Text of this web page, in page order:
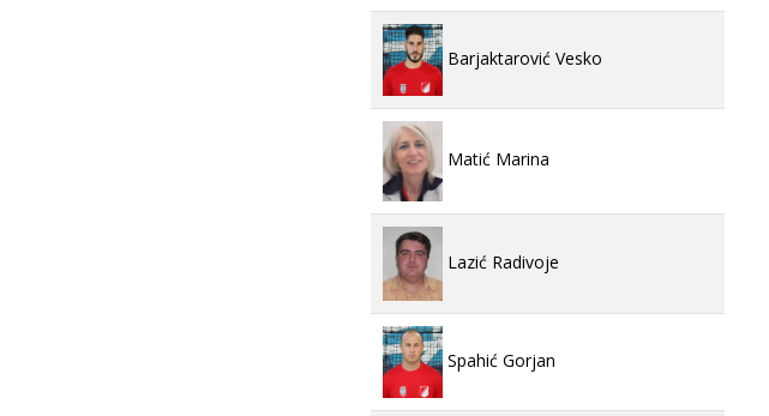
Barjaktarović Vesko
Matić Marina
Lazić Radivoje
Spahić Gorjan